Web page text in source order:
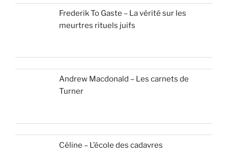
Frederik To Gaste – La vérité sur les
meurtres rituels juifs
Andrew Macdonald – Les carnets de
Turner
Céline – L’école des cadavres